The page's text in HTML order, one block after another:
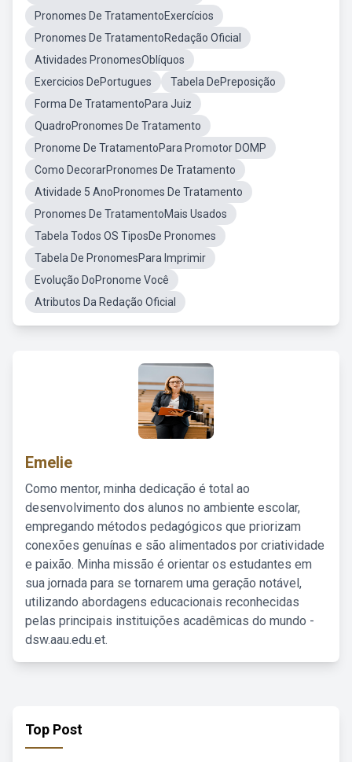
Pronomes De TratamentoExercícios
Pronomes De TratamentoRedação Oficial
Atividades PronomesOblíquos
Exercicios DePortugues
Tabela DePreposição
Forma De TratamentoPara Juiz
QuadroPronomes De Tratamento
Pronome De TratamentoPara Promotor DOMP
Como DecorarPronomes De Tratamento
Atividade 5 AnoPronomes De Tratamento
Pronomes De TratamentoMais Usados
Tabela Todos OS TiposDe Pronomes
Tabela De PronomesPara Imprimir
Evolução DoPronome Você
Atributos Da Redação Oficial
Emelie
Como mentor, minha dedicação é total ao
desenvolvimento dos alunos no ambiente escolar,
empregando métodos pedagógicos que priorizam
conexões genuínas e são alimentados por criatividade
e paixão. Minha missão é orientar os estudantes em
sua jornada para se tornarem uma geração notável,
utilizando abordagens educacionais reconhecidas
pelas principais instituições acadêmicas do mundo -
dsw.aau.edu.et.
Top Post